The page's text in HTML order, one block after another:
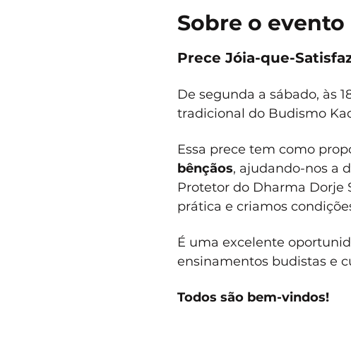
Sobre o evento
Prece Jóia-que-
De segunda a sábado, às
tradicional do Budismo
Essa prece tem como
bênçãos, ajudando-nos a
Protetor do Dharma Dorje
prática e criamos
É uma excelente
ensinamentos budistas e
Todos são bem-vindos!